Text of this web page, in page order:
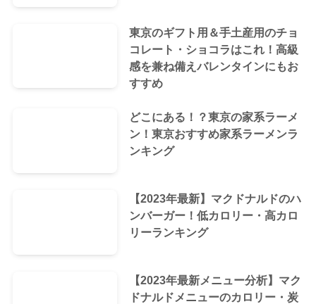
東京のギフト用＆手土産用のチョ
コレート・ショコラはこれ！高級
感を兼ね備えバレンタインにもお
すすめ
どこにある！？東京の家系ラーメ
ン！東京おすすめ家系ラーメンラ
ンキング
【2023年最新】マクドナルドのハ
ンバーガー！低カロリー・高カロ
リーランキング
【2023年最新メニュー分析】マク
ドナルドメニューのカロリー・炭